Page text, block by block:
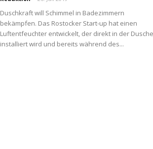
Duschkraft will Schimmel in Badezimmern
bekämpfen. Das Rostocker Start-up hat einen
Luftentfeuchter entwickelt, der direkt in der Dusche
installiert wird und bereits während des...